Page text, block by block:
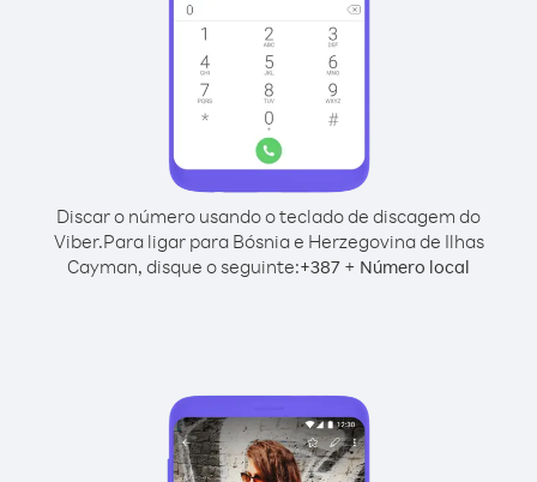
Discar o número usando o teclado de discagem do
Viber.Para ligar para Bósnia e Herzegovina de Ilhas
Cayman, disque o seguinte:+387 + Número local